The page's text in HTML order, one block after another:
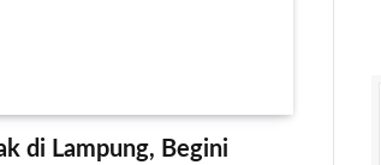
di Lampung, Begini